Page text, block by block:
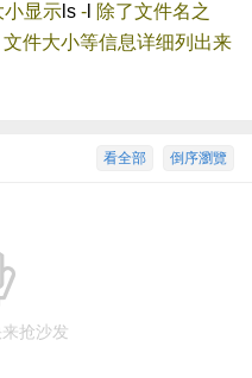
小显示 ls - 除了文件名之
件大小等信息详细列出来
倒序瀏覽
看全部
抢沙发